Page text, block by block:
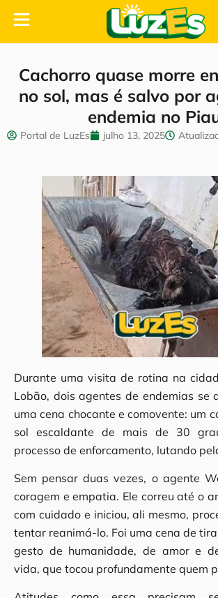
Cachorro quase morre
no sol, mas é salvo por
endemia no
Portal de LuzEs julho 13, 2025
Durante uma visita de rotina na
Lobão, dois agentes de endemias se
uma cena chocante e comovente: um
sol escaldante de mais de 30
processo de enforcamento, lutando
Sem pensar duas vezes, o agente
coragem e empatia. Ele correu até o
com cuidado e iniciou, ali mesmo,
tentar reanimá-lo. Foi uma cena de
gesto de humanidade, de amor e
vida, que tocou profundamente quem